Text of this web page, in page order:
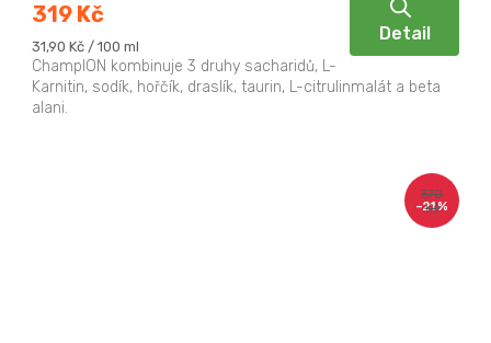
319 Kč
Měrná
cena:
31,90 Kč / 100 ml
Detail
ChampION kombinuje 3 druhy sacharidů, L-
Karnitin, sodík, hořčík, draslík, taurin, L-citrulinmalát a beta
alani.
370
Kč
–21 %